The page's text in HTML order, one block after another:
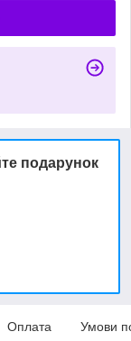
подарунок
Оплата Умови